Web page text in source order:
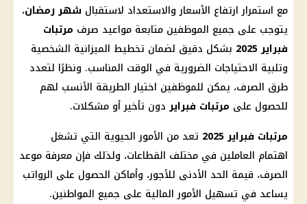
مع استمرارارتفاع الأسعاروالاستعداد لاستقبال شهر رمضان،
يتوجب على جميع الموظفين متابعة مواعيد صرف مرتبات
فبراير 2025
بشكل دقيق لضمان تخطيط الميزانية الشخصية
وتلبية الاحتياجات الضرورية في الوقت المناسب. ونظرًا لتعدد
طرق الصرف، يمكن للموظفين اختيار الطريقة الأنسب لهم
للحصول على مرتبات فبرايردون تأخير أو مشكلات.
مرتبات فبراير 2025
تعد من الأمور الحيوية التي تشغل
اهتمام العاملين في مختلف القطاعات، ولذلك فإن معرفة موعد
الصرف، قيمة الحد الأدنى للأجور، وأماكن الحصول على الرواتب
يساعد في تسهيل الأمورالمالية على جميع المواطنين.